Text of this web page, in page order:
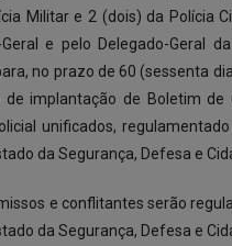
Militar e 2 (dois) da Polícia
e pelo Delegado-Geral
no prazo de 60 (sessenta
de implantação de Boletim de
unificados,
da Segurança, Defesa e
e conflitantes serão
da Segurança, Defesa e